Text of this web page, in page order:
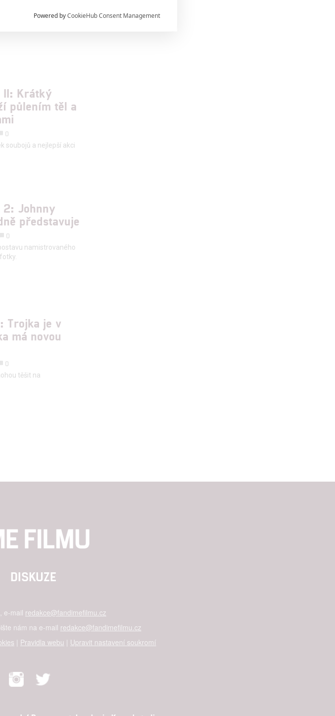
kde epický turnaj
II: Krátký
půlením těl a
0
soubojů a nejlepší akci
2: Johnny
představuje
0
namistrovaného
Trojka je v
má novou
0
těšit na
DISKUZE
, e-mail redakce@fandimefilmu.cz
nám na e-mail redakce@fandimefilmu.cz
| Pravidla webu | Upravit nastavení soukromí
v zařízení

a měření reklamy
dáváte nám i našim partnerům
zjišťování podvodů a odstraňování chyb,
Powered byCookieHub Consent Management